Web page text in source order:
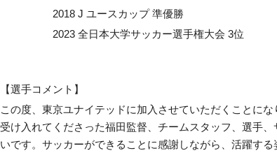
2018 J ユースカップ 準優勝
2023 全日本大学サッカー選手権大会 3位
【選手コメント】
この度、東京ユナイテッドに加入させていただくことにな
受け入れてくださった福田監督、チームスタッフ、選手
いです。サッカーができることに感謝しながら、活躍する